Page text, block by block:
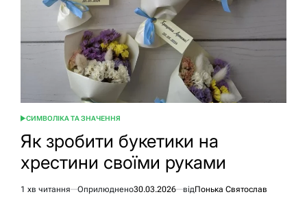
ОПУБЛІКУВАТИ
СИМВОЛІКА ТА ЗНАЧЕННЯ
Як зробити букетики на
хрестини своїми руками
Орієнтовний
1 хв читання Оприлюднено30.03.2026 відПонька Святослав